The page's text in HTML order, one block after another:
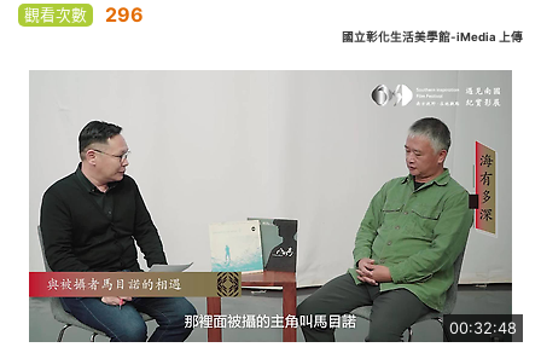
觀看次數 296
國立彰化生活美學館-iMedia 上傳
00:32:48